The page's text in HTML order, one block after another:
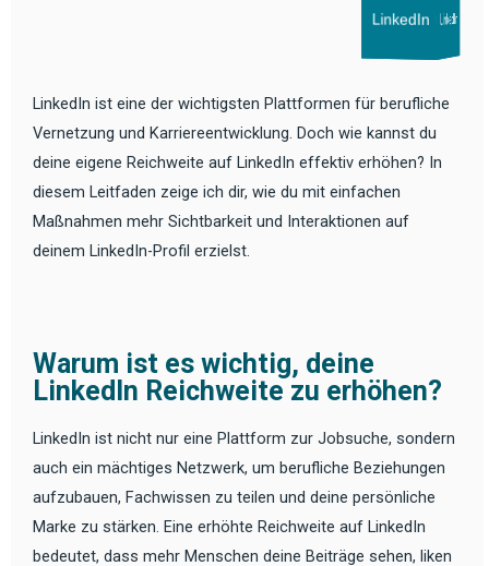
LinkedIn
LinkedIn LinkedIn
LinkedIn
LinkedIn ist eine der wichtigsten Plattformen für berufliche
Vernetzung und Karriereentwicklung. Doch wie kannst du
deine eigene Reichweite auf LinkedIn effektiv erhöhen? In
diesem Leitfaden zeige ich dir, wie du mit einfachen
Maßnahmen mehr Sichtbarkeit und Interaktionen auf
deinem LinkedIn-Profil erzielst.
Warum ist es wichtig, deine
LinkedIn Reichweite zu erhöhen?
LinkedIn ist nicht nur eine Plattform zur Jobsuche, sondern
auch ein mächtiges Netzwerk, um berufliche Beziehungen
aufzubauen, Fachwissen zu teilen und deine persönliche
Marke zu stärken. Eine erhöhte Reichweite auf LinkedIn
bedeutet, dass mehr Menschen deine Beiträge sehen, liken